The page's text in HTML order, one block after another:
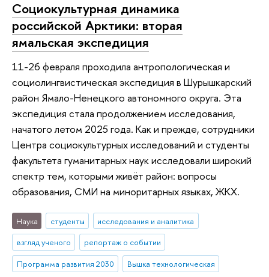
Социокультурная динамика
российской Арктики: вторая
ямальская экспедиция
11-26 февраля проходила антропологическая и
социолингвистическая экспедиция в Шурышкарский
район Ямало-Ненецкого автономного округа. Эта
экспедиция стала продолжением исследования,
начатого летом 2025 года. Как и прежде, сотрудники
Центра социокультурных исследований и студенты
факультета гуманитарных наук исследовали широкий
спектр тем, которыми живёт район: вопросы
образования, СМИ на миноритарных языках, ЖКХ.
Наука студенты
исследования и аналитика
взгляд ученого
репортаж о событии
Программа развития 2030
Вышка технологическая